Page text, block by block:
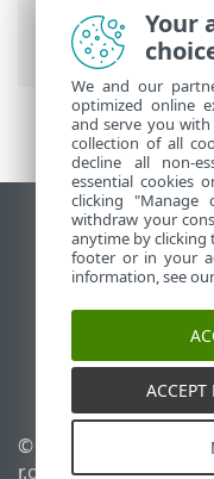
Ayuda en línea
On-Prem
>
Ver sitio para
End of Life
Base de
Foro de ESET
ESET Status
Soporte técnico
© 1992 - 2026 ESET,
r.o. Todos los
Your
We and our
optimized online
and serve you
collection of all
decline all non-
essential cookies
clicking
withdraw your
anytime by clicking
footer or in your
information, see our